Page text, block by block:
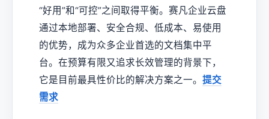
“好用”和“可控”之间取得平衡。赛凡企业云盘
通过本地部署、安全合规、低成本、易使用
的优势，成为众多企业首选的文档集中平
台。在预算有限又追求长效管理的背景下，
它是目前最具性价比的解决方案之一。 提交
需求